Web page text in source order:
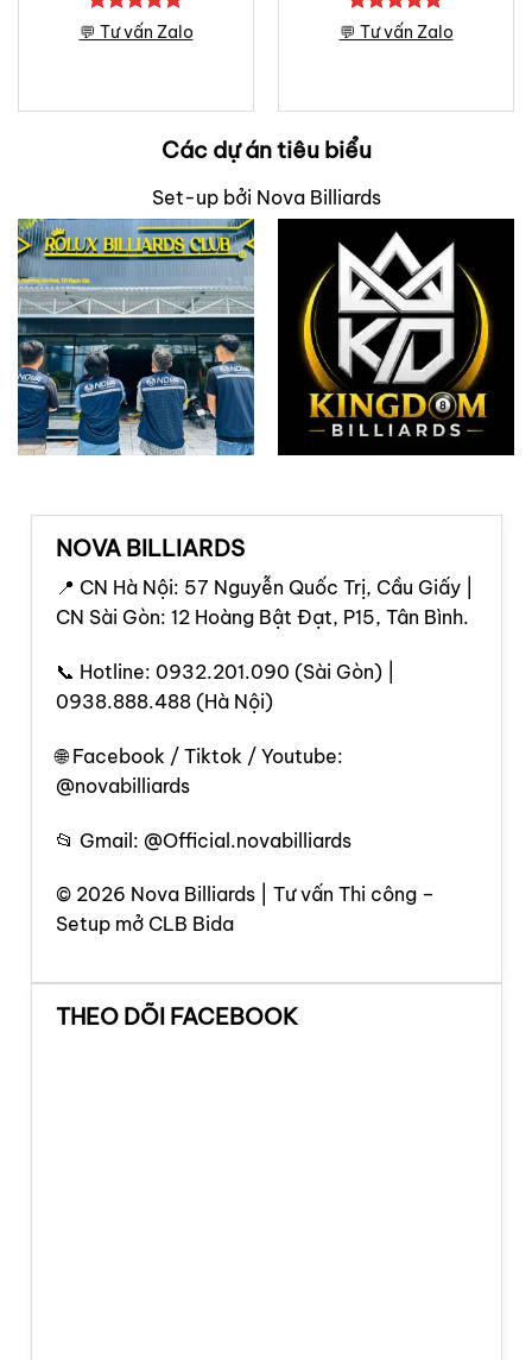
Được xếp
hạng55
💬 Tư vấn Zalo
Được xếp
hạng55
💬 Tư vấn Zalo
Các dự án tiêu biểu
Set-up bởi Nova Billiards
NOVA BILLIARDS
📍 CN Hà Nội: 57 Nguyễn Quốc Trị, Cầu Giấy |
CN Sài Gòn: 12 Hoàng Bật Đạt, P15, Tân Bình.
📞 Hotline: 0932.201.090 (Sài Gòn) |
0938.888.488 (Hà Nội)
🌐 Facebook / Tiktok / Youtube:
@novabilliards
📂 Gmail: @Official.novabilliards
© 2026 Nova Billiards | Tư vấn Thi công –
Setup mở CLB Bida
THEO DÕI FACEBOOK